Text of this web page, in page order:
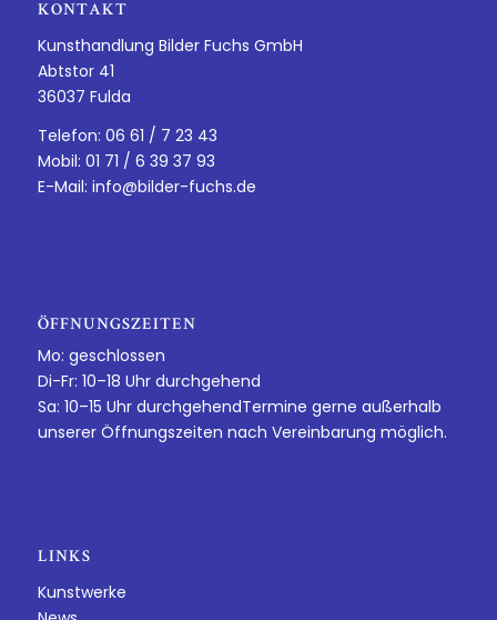
KONTAKT
Kunsthandlung Bilder Fuchs GmbH
Abtstor 41
36037 Fulda
Telefon: 06 61 / 7 23 43
Mobil: 01 71 / 6 39 37 93
E-Mail: info@bilder-fuchs.de
ÖFFNUNGSZEITEN
Mo: geschlossen
Di-Fr: 10–18 Uhr durchgehend
Sa: 10–15 Uhr durchgehendTermine gerne außerhalb
unserer Öffnungszeiten nach Vereinbarung möglich.
LINKS
Kunstwerke